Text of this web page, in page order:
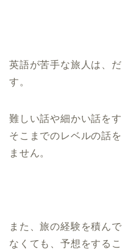
英語が苦手な旅人は、
す。
難しい話や細かい話を
そこまでのレベルの話
ません。
また、旅の経験を積ん
なくても、予想をする